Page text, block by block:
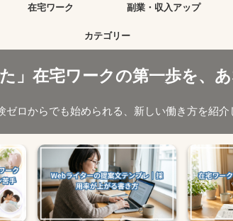
在宅ワーク 副業・収入アップ
カテゴリー
」在宅ワークの第一歩を、あ
ゼロからでも始められる、新しい働き方を紹介